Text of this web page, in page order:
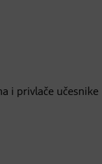
i privlače učesnike